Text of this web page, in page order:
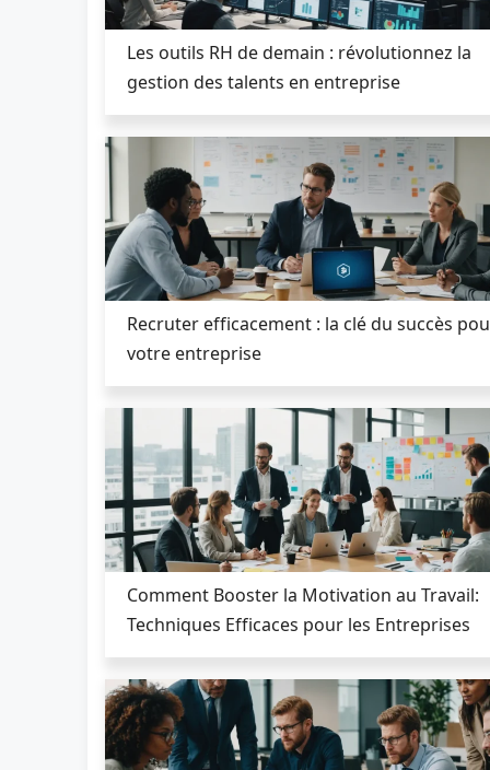
Les outils RH de demain : révolutionnez la
gestion des talents en entreprise
Recruter efficacement : la clé du succès
votre entreprise
Comment Booster la Motivation au Travail:
Techniques Efficaces pour les Entreprises